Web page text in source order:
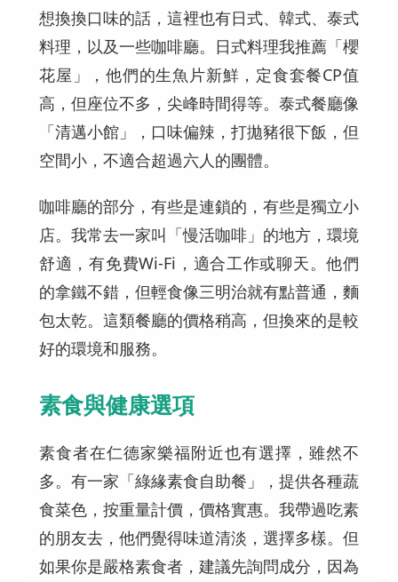
想換換口味的話，這裡也有日式、韓式、泰式
料理，以及一些咖啡廳。日式料理我推薦「櫻
花屋」，他們的生魚片新鮮，定食套餐CP值
高，但座位不多，尖峰時間得等。泰式餐廳像
「清邁小館」，口味偏辣，打拋豬很下飯，但
空間小，不適合超過六人的團體。
咖啡廳的部分，有些是連鎖的，有些是獨立小
店。我常去一家叫「慢活咖啡」的地方，環境
舒適，有免費Wi-Fi，適合工作或聊天。他們
的拿鐵不錯，但輕食像三明治就有點普通，麵
包太乾。這類餐廳的價格稍高，但換來的是較
好的環境和服務。
素食與健康選項
素食者在仁德家樂福附近也有選擇，雖然不
多。有一家「綠緣素食自助餐」，提供各種蔬
食菜色，按重量計價，價格實惠。我帶過吃素
的朋友去，他們覺得味道清淡，選擇多樣。但
如果你是嚴格素食者，建議先詢問成分，因為